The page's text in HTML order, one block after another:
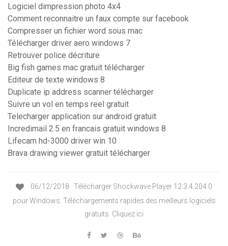
Logiciel dimpression photo 4x4
Comment reconnaitre un faux compte sur facebook
Compresser un fichier word sous mac
Télécharger driver aero windows 7
Retrouver police décriture
Big fish games mac gratuit télécharger
Editeur de texte windows 8
Duplicate ip address scanner télécharger
Suivre un vol en temps reel gratuit
Telecharger application sur android gratuit
Incredimail 2.5 en francais gratuit windows 8
Lifecam hd-3000 driver win 10
Brava drawing viewer gratuit télécharger
06/12/2018 · Télécharger Shockwave Player 12.3.4.204.0
pour Windows. Téléchargements rapides des meilleurs logiciels
gratuits. Cliquez ici